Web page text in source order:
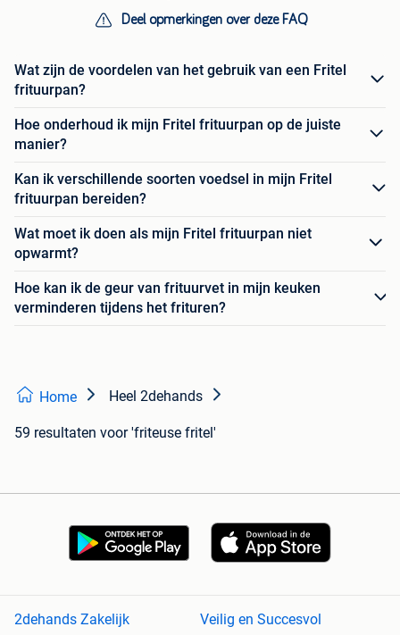
Deel opmerkingen over deze FAQ
Wat zijn de voordelen van het gebruik van een Fritel
frituurpan?
Hoe onderhoud ik mijn Fritel frituurpan op de juiste
manier?
Kan ik verschillende soorten voedsel in mijn Fritel
frituurpan bereiden?
Wat moet ik doen als mijn Fritel frituurpan niet
opwarmt?
Hoe kan ik de geur van frituurvet in mijn keuken
verminderen tijdens het frituren?
Home Heel 2dehands
59 resultaten voor 'friteuse fritel'
2dehands Zakelijk Veilig en Succesvol